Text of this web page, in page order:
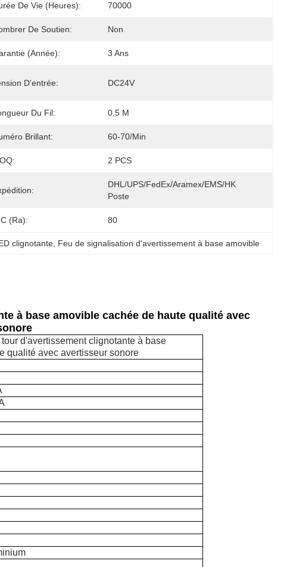
De Vie (heures): 70000
De Soutien: Non
(année): 3 Ans
D'entrée: DC24V
Du Fil: 0,5 M
Brillant: 60-70/min
2 PCS
DHL/UPS/FedEx/Aramex/EMS/HK
Poste
(Ra): 80
clignotante, Feu de signalisation d'avertissement à base amovible
à base amovible cachée de haute qualité avec
d'avertissement clignotante à base
qualité avec avertisseur sonore